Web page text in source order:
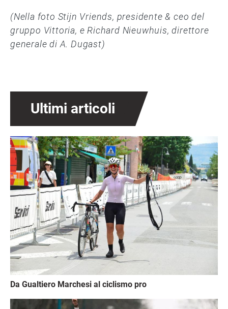
(Nella foto Stijn Vriends, presidente & ceo del
gruppo Vittoria, e Richard Nieuwhuis, direttore
generale di A. Dugast)
Ultimi articoli
Immagine
Da Gualtiero Marchesi al ciclismo pro